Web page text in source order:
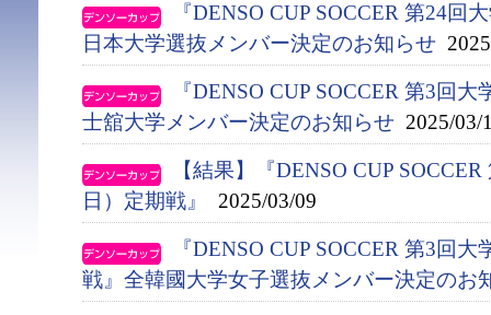
『DENSO CUP SOCCER 第24回
日本大学選抜メンバー決定のお知らせ
『DENSO CUP SOCCER 第3回
士舘大学メンバー決定のお知らせ 2025/03/
【結果】『DENSO CUP
日）定期戦』
2025/03/09
『DENSO CUP SOCCER 第3回
戦』全韓國大学女子選抜メンバー決定のお